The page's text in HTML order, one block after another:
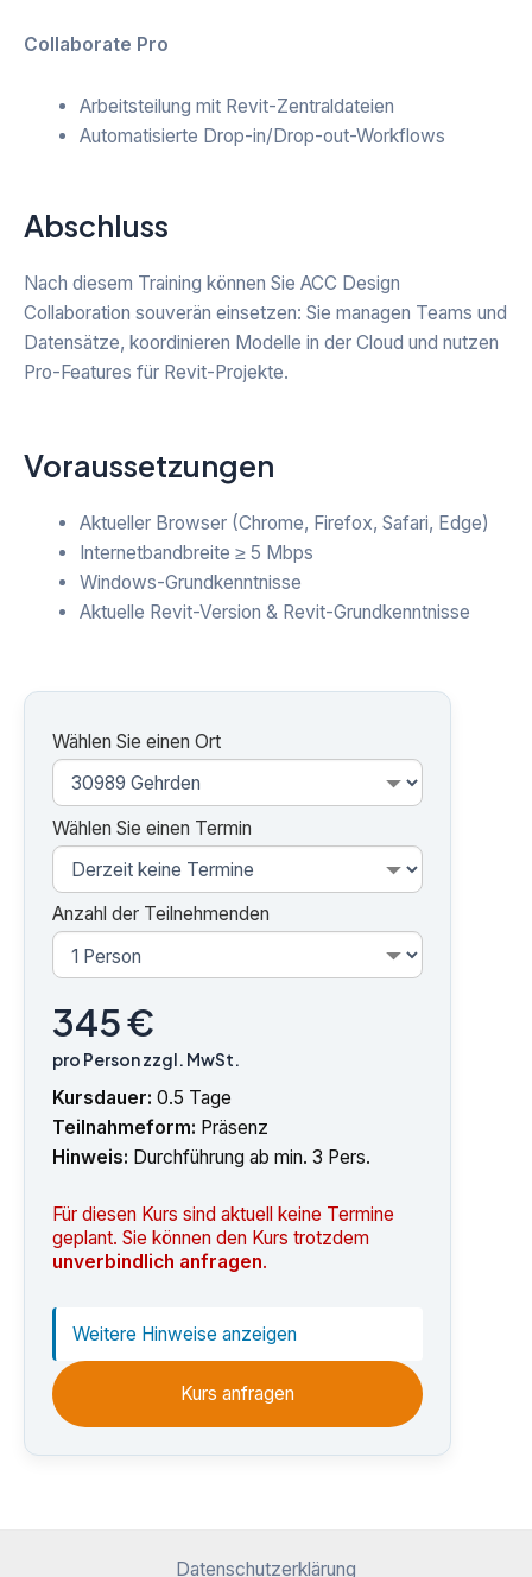
Collaborate Pro
Arbeitsteilung mit Revit-Zentraldateien
Automatisierte Drop-in/Drop-out-Workflows
Abschluss
Nach diesem Training können Sie ACC Design
Collaboration souverän einsetzen: Sie managen Teams und
Datensätze, koordinieren Modelle in der Cloud und nutzen
Pro-Features für Revit-Projekte.
Voraussetzungen
Aktueller Browser (Chrome, Firefox, Safari, Edge)
Internetbandbreite ≥ 5 Mbps
Windows-Grundkenntnisse
Aktuelle Revit-Version & Revit-Grundkenntnisse
Wählen Sie einen Ort
Wählen Sie einen Termin
Anzahl der Teilnehmenden
345 €
pro Person zzgl. MwSt.
Kursdauer: 0.5 Tage
Teilnahmeform: Präsenz
Hinweis: Durchführung ab min. 3 Pers.
Für diesen Kurs sind aktuell keine Termine
geplant. Sie können den Kurs trotzdem
unverbindlich anfragen.
Weitere Hinweise anzeigen
Kurs anfragen
Datenschutzerklärung